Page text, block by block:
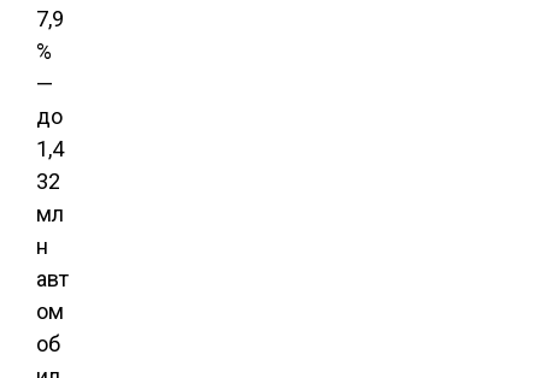
7,9
%
—
до
1,4
32
мл
н
авт
ом
об